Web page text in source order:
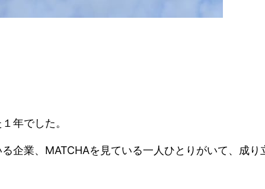
年でした。
企業、MATCHAを見ている一人ひとりがいて、成り